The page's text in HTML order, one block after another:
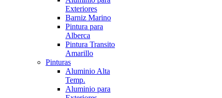
Exteriores
Barniz Marino
Pintura para
Alberca
Pintura Transito
Amarillo
Pinturas
Aluminio Alta
Temp.
Aluminio para